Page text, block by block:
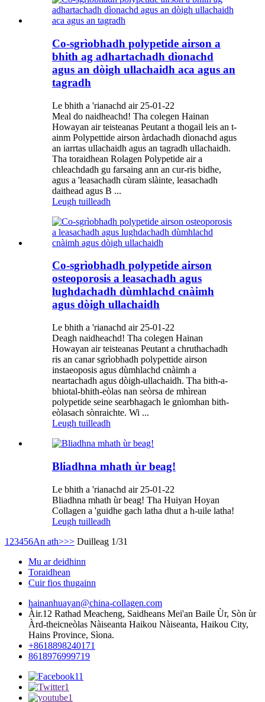
Co-sgrìobhadh polypetide airson a
bhith ag adhartachadh dìonachd
agus an dòigh ullachaidh aca agus an
tagradh
Le bhith a 'rianachd air 25-01-22
Meal do naidheachd! Tha colegen Hainan
Howayan air teisteanas Peutant a thogail leis an t-
ainm Polypettide airson àrdachadh dìonachd agus
an iarrtas ullachaidh agus an tagradh ullachaidh.
Tha toraidhean Rolagen Polypetide air a
chleachdadh gu farsaing ann an cur-ris bidhe,
agus a 'leasachadh cùram slàinte, leasachadh
daithead agus B ...
Leugh tuilleadh
Co-sgrìobhadh polypetide airson
osteoporosis a leasachadh agus
lughdachadh dùmhlachd cnàimh
agus dòigh ullachaidh
Le bhith a 'rianachd air 25-01-22
Deagh naidheachd! Tha colegen Hainan
Howayan air teisteanas Peutant a chruthachadh
ris an canar sgrìobhadh polypettide airson
instaeoposis agus dùmhlachd cnàimh a
neartachadh agus dòigh-ullachaidh. Tha bith-a-
bhiotal-bhith-eòlas nan seòrsa de mhìrean
polypetide seine searbhagach le gnìomhan bith-
eòlasach sònraichte. Wi ...
Leugh tuilleadh
Bliadhna mhath ùr beag!
Le bhith a 'rianachd air 25-01-22
Bliadhna mhath ùr beag! Tha Huiyan Hoyan
Collagen a 'guidhe gach latha dhut a h-uile latha!
Leugh tuilleadh
1 23456An ath>>> Duilleag 1/31
Mu ar deidhinn
Toraidhean
Cuir fios thugainn
hainanhuayan@china-collagen.com
Àir.12 Rathad Meacheng, Saidheans Mei'an Baile Ùr, Sòn ùr
Àrd-theicneòlas Nàiseanta Haikou Nàiseanta, Haikou City,
Hains Province, Sìona.
+8618898240171
8618976999719